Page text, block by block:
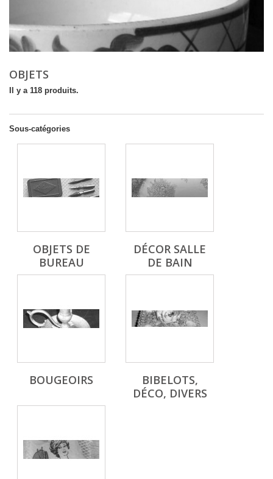
OBJETS
Il y a 118 produits.
Sous-catégories
OBJETS DE
BUREAU
DÉCOR SALLE
DE BAIN
BOUGEOIRS
BIBELOTS,
DÉCO, DIVERS